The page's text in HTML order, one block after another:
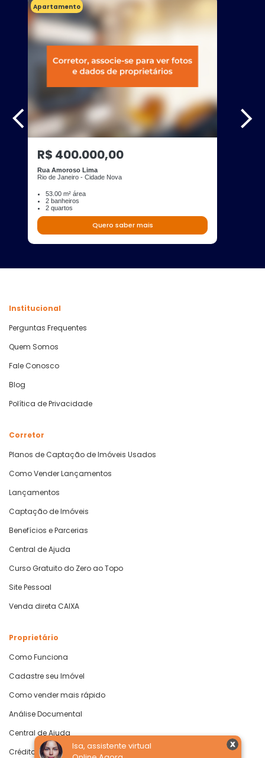
Apartamento
R$ 400.000,00
Rua Amoroso Lima
Rio de Janeiro - Cidade Nova
53.00 m² área
2 banheiros
2 quartos
Quero saber mais
Isa, assistente virtual
Institucional
Perguntas Frequentes
Quem Somos
Fale Conosco
Blog
Política de Privacidade
Corretor
Planos de Captação de Imóveis Usados
Como Vender Lançamentos
Lançamentos
Captação de Imóveis
Benefícios e Parcerias
Central de Ajuda
Curso Gratuito do Zero ao Topo
Site Pessoal
Venda direta CAIXA
Proprietário
Como Funciona
Cadastre seu Imóvel
Como vender mais rápido
Análise Documental
Central de Ajuda
Crédito com Garantia de Imóvel